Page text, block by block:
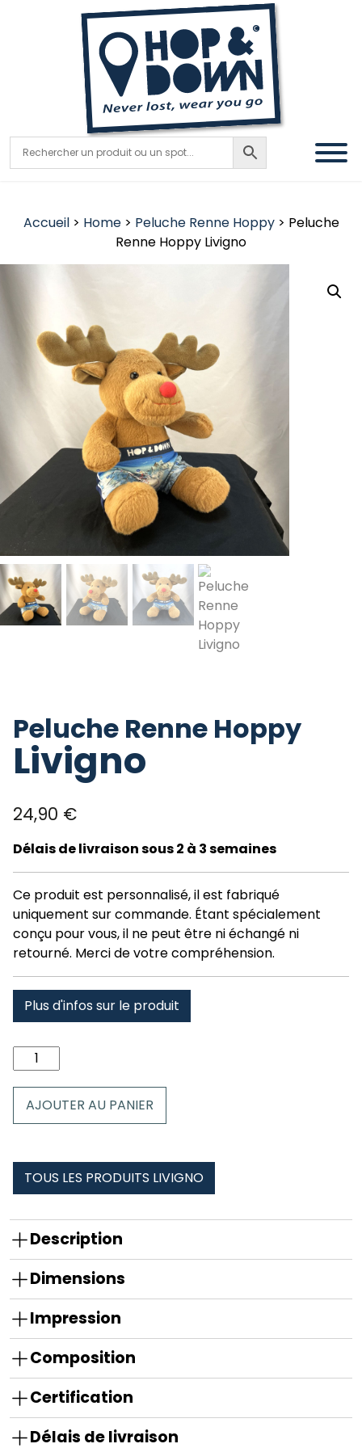
Accueil> Home> Peluche Renne Hoppy> Peluche
Renne Hoppy Livigno
Peluche Renne Hoppy
Livigno
24,90 €
Délais de livraison sous 2 à 3 semaines
Ce produit est personnalisé, il est fabriqué
uniquement sur commande. Étant spécialement
conçu pour vous, il ne peut être ni échangé ni
retourné. Merci de votre compréhension.
Plus d'infos sur le produit
quantité
de
Renne
AJOUTER AU PANIER
TOUS LES PRODUITS LIVIGNO
Description
Dimensions
Impression
Composition
Certification
Délais de livraison